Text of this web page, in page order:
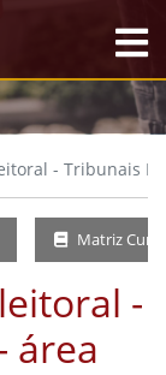
- Tribunais
Matriz
-
área